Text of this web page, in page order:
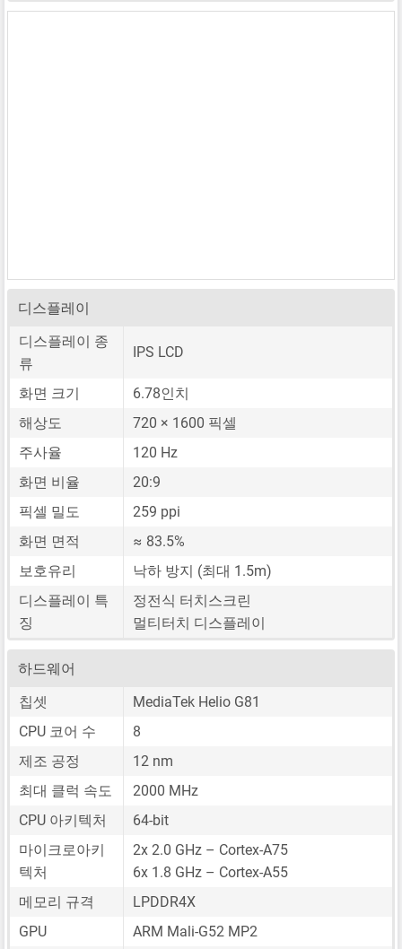
디스플레이
디스플레이 종
류
IPS LCD
화면 크기
6.78인치
해상도
720 × 1600 픽셀
주사율
120 Hz
화면 비율
20:9
픽셀 밀도
259 ppi
화면 면적
≈ 83.5%
보호유리
낙하 방지 (최대 1.5m)
디스플레이 특
징
정전식 터치스크린
멀티터치 디스플레이
하드웨어
칩셋
MediaTek Helio G81
CPU 코어 수
8
제조 공정
12 nm
최대 클럭 속도
2000 MHz
CPU 아키텍처
64-bit
마이크로아키
텍처
2x 2.0 GHz – Cortex-A75
6x 1.8 GHz – Cortex-A55
메모리 규격
LPDDR4X
GPU
ARM Mali-G52 MP2